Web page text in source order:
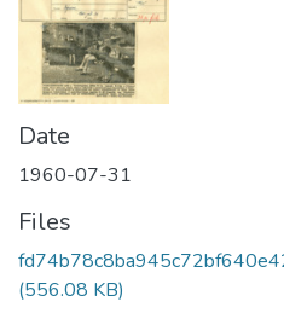
Date
1960-07-31
Files
(556.08 KB)